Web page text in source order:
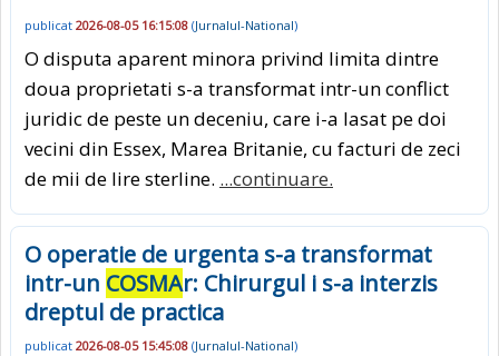
publicat 2026-08-05 16:15:08 (Jurnalul-National)
O disputa aparent minora privind limita dintre
doua proprietati s-a transformat intr-un conflict
juridic de peste un deceniu, care i-a lasat pe doi
vecini din Essex, Marea Britanie, cu facturi de zeci
de mii de lire sterline. ...continuare.
O operatie de urgenta s-a transformat
intr-un COSMAr: Chirurgul i s-a interzis
dreptul de practica
publicat 2026-08-05 15:45:08 (Jurnalul-National)